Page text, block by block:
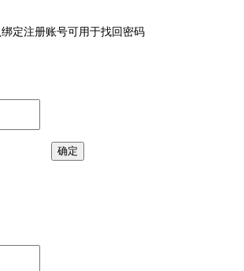
定注册账号可用于找回密码
确定